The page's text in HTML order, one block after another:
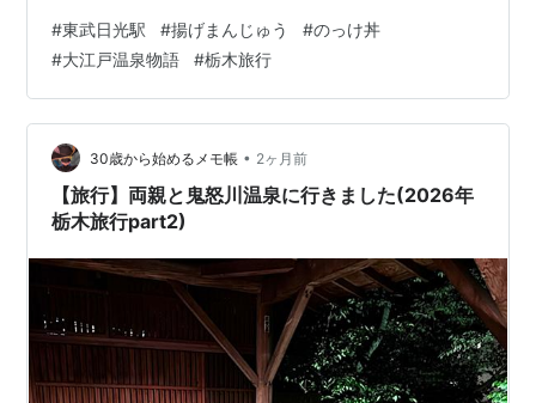
#東武日光駅 #揚げまんじゅう #のっけ丼
#大江戸温泉物語 #栃木旅行
30歳から始めるメモ帳 • 2ヶ月前
【旅行】両親と鬼怒川温泉に行きました(2026年
栃木旅行part2)